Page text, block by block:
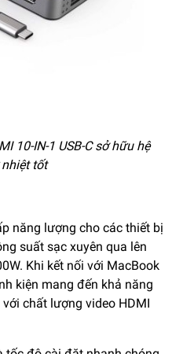
10-IN-1 USB-C sở hữu hệ
tốt
năng lượng cho các thiết bị
suất sạc xuyên qua lên
Khi kết nối với MacBook
kiện mang đến khả năng
chất lượng video HDMI